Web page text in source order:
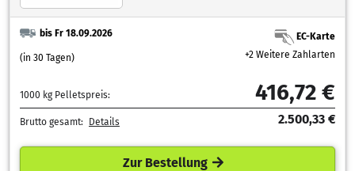
bis Fr 18.09.2026
(in 30 Tagen)
EC-Karte
+2 Weitere Zahlarten
1000 kg Pelletspreis: 416,72 €
Brutto gesamt: Details 2.500,33 €
Zur Bestellung